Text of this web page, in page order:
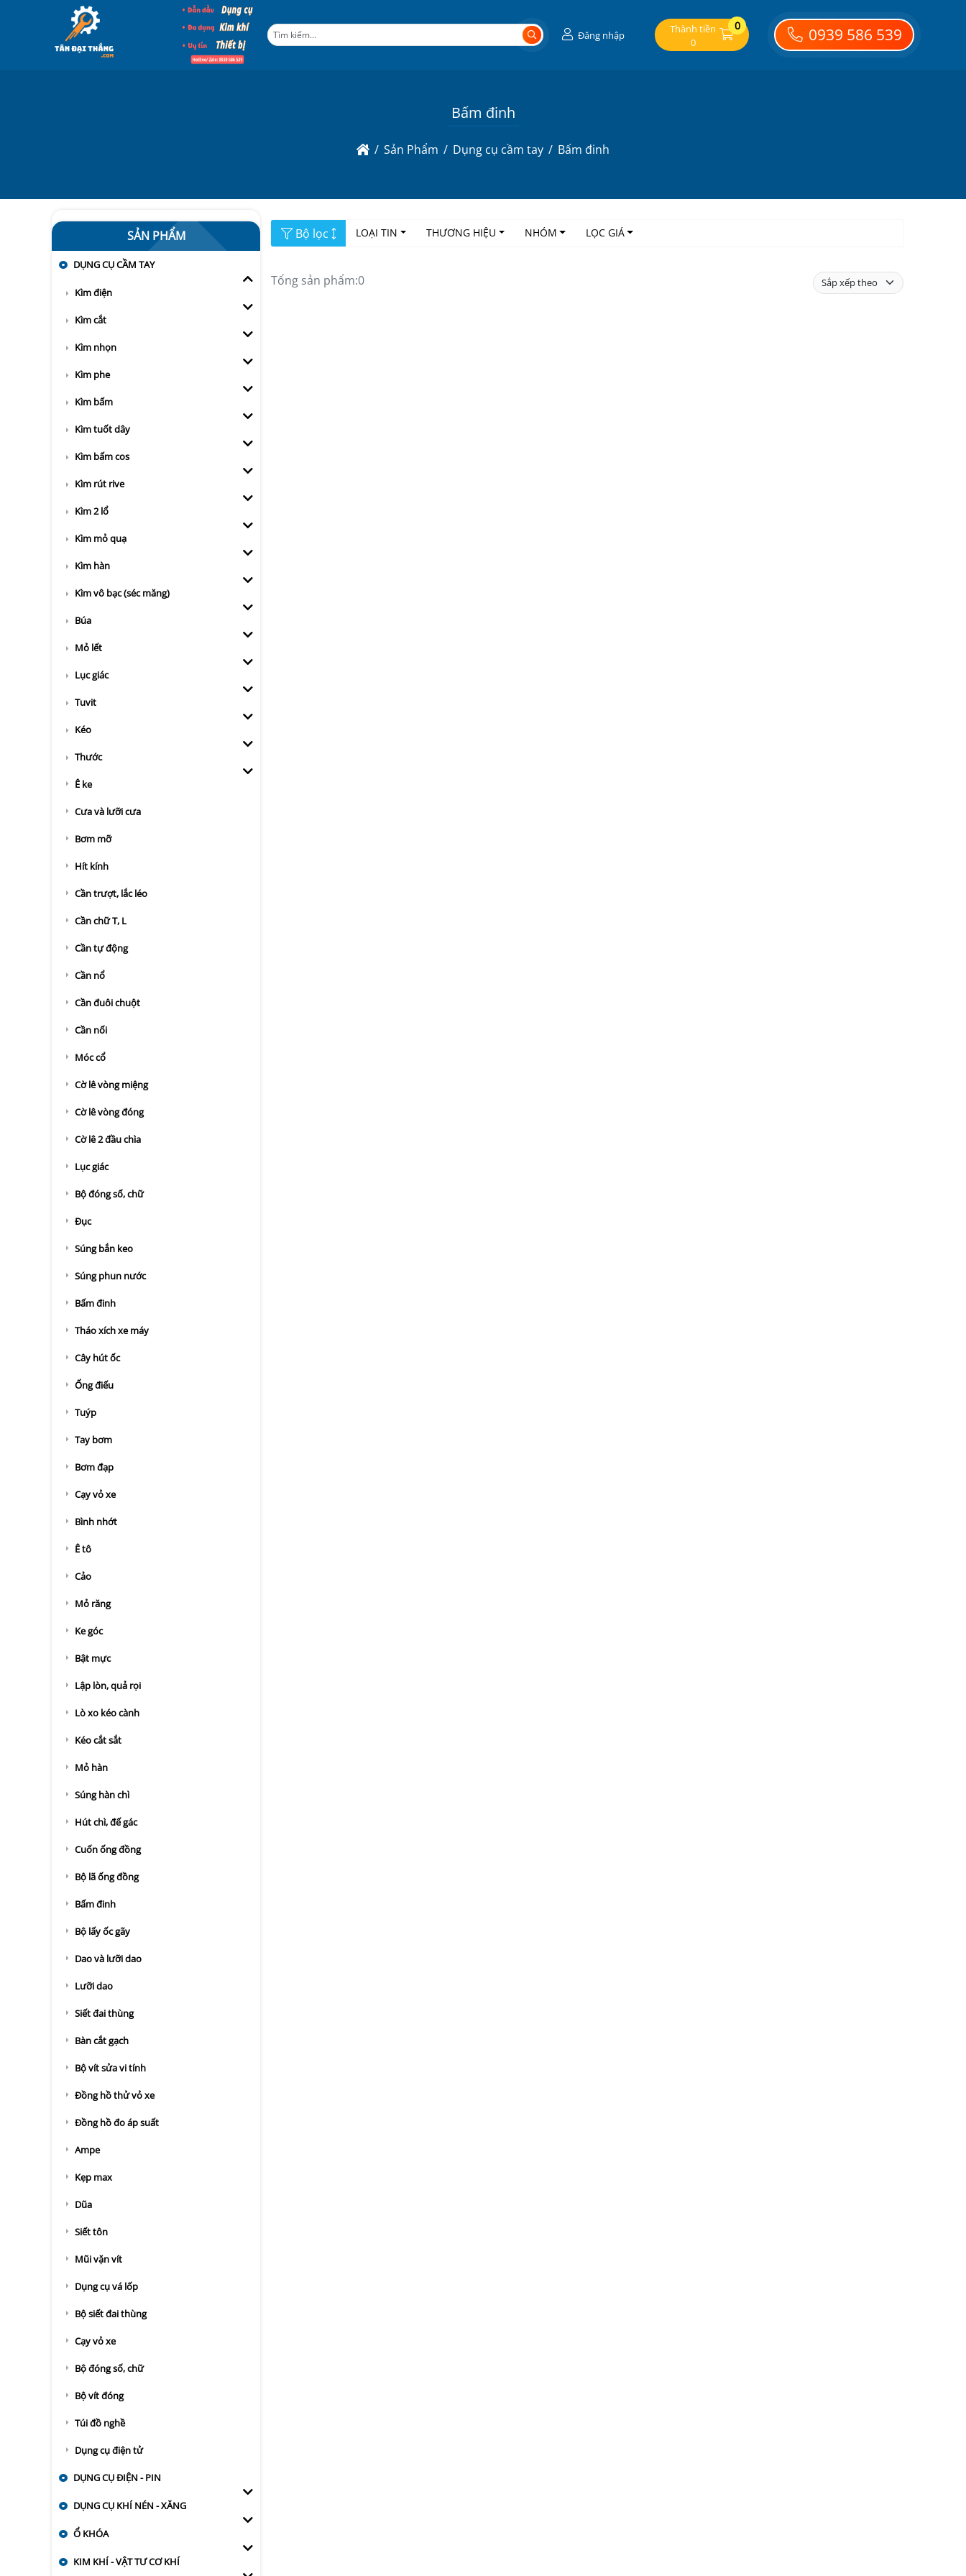
Đăng nhập
Thành tiền
0
0 0939 586 539
Bấm đinh
Sản Phẩm Dụng cụ cầm tay Bấm đinh
SẢN PHẨM
DỤNG CỤ CẦM TAY
Kìm điện
Kìm cắt
Kìm nhọn
Kìm phe
Kìm bấm
Kìm tuốt dây
Kìm bấm cos
Kìm rút rive
Kìm 2 lổ
Kìm mỏ quạ
Kìm hàn
Kìm vô bạc (séc măng)
Búa
Mỏ lết
Lục giác
Tuvit
Kéo
Thước
Ê ke
Cưa và lưỡi cưa
Bơm mỡ
Hít kính
Cần trượt, lắc léo
Cần chữ T, L
Cần tự động
Cần nổ
Cần đuôi chuột
Cần nối
Móc cổ
Cờ lê vòng miệng
Cờ lê vòng đóng
Cờ lê 2 đầu chìa
Lục giác
Bộ đóng số, chữ
Đục
Súng bắn keo
Súng phun nước
Bấm đinh
Tháo xích xe máy
Cây hút ốc
Ống điếu
Tuýp
Tay bơm
Bơm đạp
Cạy vỏ xe
Bình nhớt
Ê tô
Cảo
Mỏ răng
Ke góc
Bật mực
Lập lòn, quả rọi
Lò xo kéo cành
Kéo cắt sắt
Mỏ hàn
Súng hàn chì
Hút chì, đế gác
Cuốn ống đồng
Bộ lã ống đồng
Bấm đinh
Bộ lấy ốc gãy
Dao và lưỡi dao
Lưỡi dao
Siết đai thùng
Bàn cắt gạch
Bộ vít sửa vi tính
Đồng hồ thử vỏ xe
Đồng hồ đo áp suất
Ampe
Kẹp max
Dũa
Siết tôn
Mũi vặn vít
Dụng cụ vá lốp
Bộ siết đai thùng
Cạy vỏ xe
Bộ đóng số, chữ
Bộ vít đóng
Túi đồ nghề
Dụng cụ điện tử
DỤNG CỤ ĐIỆN - PIN
DỤNG CỤ KHÍ NÉN - XĂNG
Ổ KHÓA
KIM KHÍ - VẬT TƯ CƠ KHÍ
Bộ lọc LOẠI TIN THƯƠNG HIỆU NHÓM LỌC GIÁ
Tổng sản phẩm:0